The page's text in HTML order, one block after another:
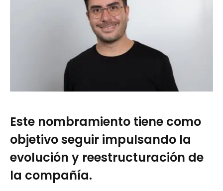
Este nombramiento tiene como
objetivo seguir impulsando la
evolución y reestructuración de
la compañía.